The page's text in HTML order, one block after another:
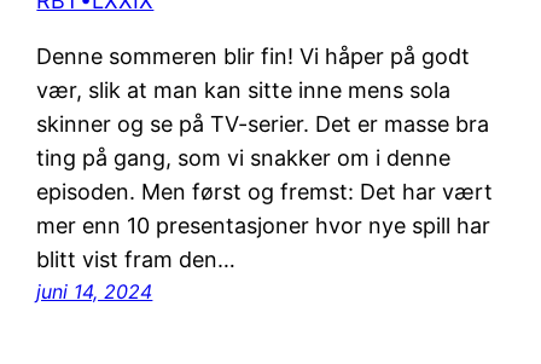
Denne sommeren blir fin! Vi håper på godt
vær, slik at man kan sitte inne mens sola
skinner og se på TV-serier. Det er masse bra
ting på gang, som vi snakker om i denne
episoden. Men først og fremst: Det har vært
mer enn 10 presentasjoner hvor nye spill har
blitt vist fram den…
juni 14, 2024